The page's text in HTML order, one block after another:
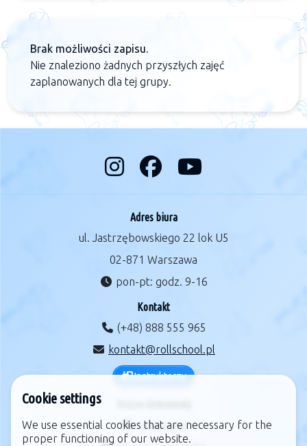
Brak możliwości zapisu.
Nie znaleziono żadnych przyszłych zajęć
zaplanowanych dla tej grupy.
Adres biura
ul. Jastrzębowskiego 22 lok U5
02-871 Warszawa
pon-pt: godz. 9-16
Kontakt
(+48) 888 555 965
kontakt@rollschool.pl
Instruktorzy
regulamin
Cookie settings
We use essential cookies that are necessary for the
proper functioning of our website.